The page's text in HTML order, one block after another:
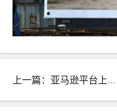
上一篇：亚马逊平台上发布产品的操作步骤是什么？有详细的教程吗？